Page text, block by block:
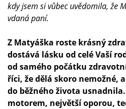
kdy jsem si vůbec uvědomila, že
vdaná paní.
Z Matyáška roste krásný
dostává lásku od celé Vaší
od samého počátku
říci, že dělá skoro nemožné,
do běžného života
motorem, největší oporou,